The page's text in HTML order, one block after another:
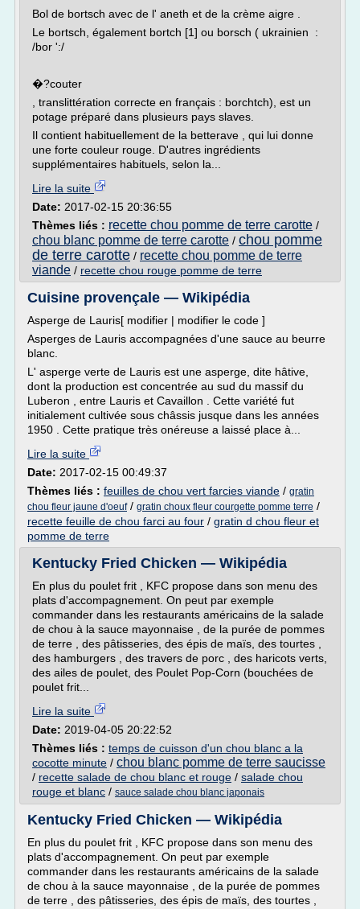
Bol de bortsch avec de l' aneth et de la crème aigre .
Le bortsch, également bortch [1] ou borsch ( ukrainien :
/bor ':/
�?couter
, translittération correcte en français : borchtch), est un
potage préparé dans plusieurs pays slaves.
Il contient habituellement de la betterave , qui lui donne
une forte couleur rouge. D'autres ingrédients
supplémentaires habituels, selon la...
Lire la suite
Date: 2017-02-15 20:36:55
Thèmes liés : recette chou pomme de terre carotte /
chou blanc pomme de terre carotte / chou pomme
de terre carotte / recette chou pomme de terre
viande / recette chou rouge pomme de terre
Cuisine provençale — Wikipédia
Asperge de Lauris[ modifier | modifier le code ]
Asperges de Lauris accompagnées d'une sauce au beurre
blanc.
L' asperge verte de Lauris est une asperge, dite hâtive,
dont la production est concentrée au sud du massif du
Luberon , entre Lauris et Cavaillon . Cette variété fut
initialement cultivée sous châssis jusque dans les années
1950 . Cette pratique très onéreuse a laissé place à...
Lire la suite
Date: 2017-02-15 00:49:37
Thèmes liés : feuilles de chou vert farcies viande / gratin
chou fleur jaune d'oeuf/ gratin choux fleur courgette pomme terre /
recette feuille de chou farci au four / gratin d chou fleur et
pomme de terre
Kentucky Fried Chicken — Wikipédia
En plus du poulet frit , KFC propose dans son menu des
plats d'accompagnement. On peut par exemple
commander dans les restaurants américains de la salade
de chou à la sauce mayonnaise , de la purée de pommes
de terre , des pâtisseries, des épis de maïs, des tourtes ,
des hamburgers , des travers de porc , des haricots verts,
des ailes de poulet, des Poulet Pop-Corn (bouchées de
poulet frit...
Lire la suite
Date: 2019-04-05 20:22:52
Thèmes liés : temps de cuisson d'un chou blanc a la
cocotte minute / chou blanc pomme de terre saucisse
/ recette salade de chou blanc et rouge / salade chou
rouge et blanc / sauce salade chou blanc japonais
Kentucky Fried Chicken — Wikipédia
En plus du poulet frit , KFC propose dans son menu des
plats d'accompagnement. On peut par exemple
commander dans les restaurants américains de la salade
de chou à la sauce mayonnaise , de la purée de pommes
de terre , des pâtisseries, des épis de maïs, des tourtes ,